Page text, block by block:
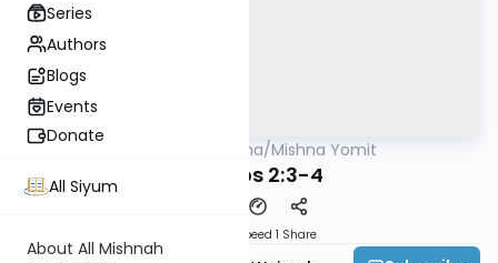
Series
Authors
Blogs
Events
Donate
All Siyum
About All Mishnah
AllMishna/Mishna Yomit
Shevuos 2:3-4
Speed 1 Share